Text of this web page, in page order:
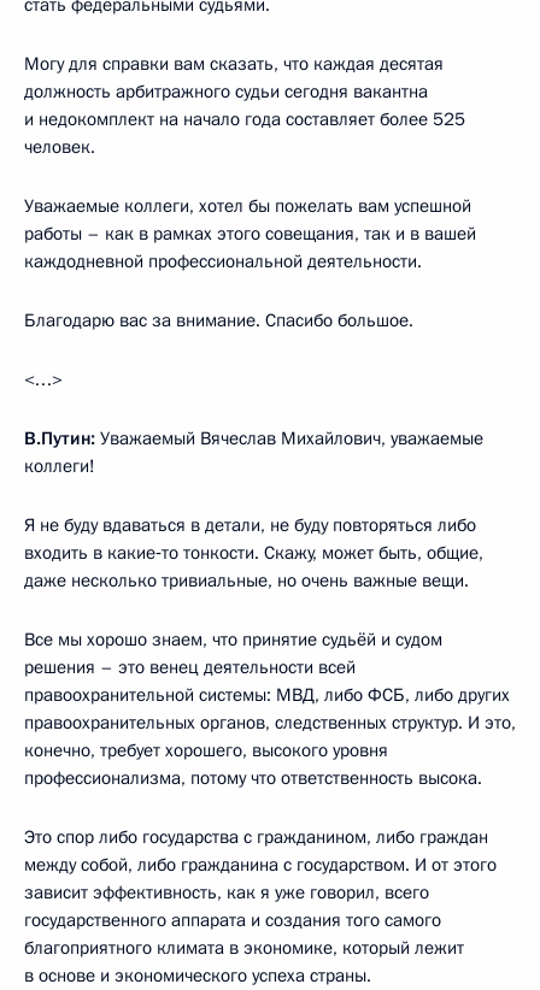
Могу для справки вам сказать, что каждая десятая
должность арбитражного судьи сегодня вакантна
и недокомплект на начало года составляет более 525
человек.
Уважаемые коллеги, хотел бы пожелать вам успешной
работы – как в рамках этого совещания, так и в вашей
каждодневной профессиональной деятельности.
Благодарю вас за внимание. Спасибо большое.
<…>
В.Путин: Уважаемый Вячеслав Михайлович, уважаемые
коллеги!
Я не буду вдаваться в детали, не буду повторяться либо
входить в какие‑то тонкости. Скажу, может быть, общие,
даже несколько тривиальные, но очень важные вещи.
Все мы хорошо знаем, что принятие судьёй и судом
решения – это венец деятельности всей
правоохранительной системы: МВД, либо ФСБ, либо других
правоохранительных органов, следственных структур. И это,
конечно, требует хорошего, высокого уровня
профессионализма, потому что ответственность высока.
Это спор либо государства с гражданином, либо граждан
между собой, либо гражданина с государством. И от этого
зависит эффективность, как я уже говорил, всего
государственного аппарата и создания того самого
благоприятного климата в экономике, который лежит
в основе и экономического успеха страны.